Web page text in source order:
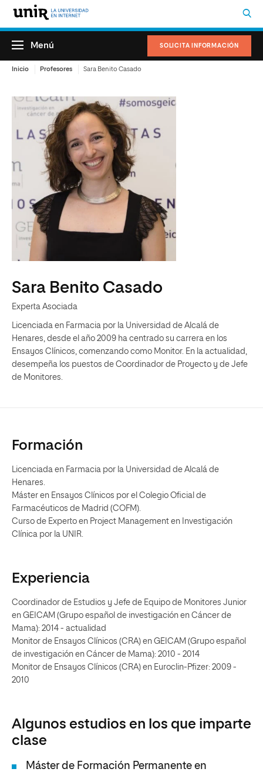
SOLICITA INFORMACIÓN
Menú
Inicio Profesores Sara Benito Casado
Sara Benito Casado
Experta Asociada
Licenciada en Farmacia por la Universidad de Alcalá de
Henares, desde el año 2009 ha centrado su carrera en los
Ensayos Clínicos, comenzando como Monitor. En la actualidad,
desempeña los puestos de Coordinador de Proyecto y de Jefe
de Monitores.
Formación
Licenciada en Farmacia por la Universidad de Alcalá de
Henares.
Máster en Ensayos Clínicos por el Colegio Oficial de
Farmacéuticos de Madrid (COFM).
Curso de Experto en Project Management en Investigación
Clínica por la UNIR.
Experiencia
Coordinador de Estudios y Jefe de Equipo de Monitores Junior
en GEICAM (Grupo español de investigación en Cáncer de
Mama): 2014 - actualidad
Monitor de Ensayos Clínicos (CRA) en GEICAM (Grupo español
de investigación en Cáncer de Mama): 2010 - 2014
Monitor de Ensayos Clínicos (CRA) en Euroclin-Pfizer: 2009 -
2010
Algunos estudios en los que imparte
clase
Máster de Formación Permanente en